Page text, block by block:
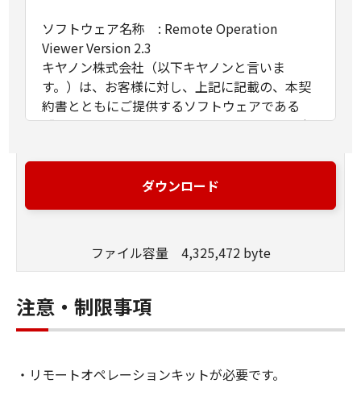
ソフトウェア名称 : Remote Operation
Viewer Version 2.3
キヤノン株式会社（以下キヤノンと言いま
す。）は、お客様に対し、上記に記載の、本契
約書とともにご提供するソフトウェアである
「Remote Operation Viewer Version 2.3」（以
占的使用権を下記条項に基づき許諾し、お客様
も下記条項にご同意いただくものとします。
業務処理に必要な範囲において、複数のコンピ
ソフトウェア」をコンピューターの記憶媒体上
にインストールすること、またはコンピュータ
ーにおいて表示すること、アクセスすること、
ます。）することができます。
ダウンロード
ファイル容量 4,325,472 byte
注意・制限事項
・リモートオペレーションキットが必要です。